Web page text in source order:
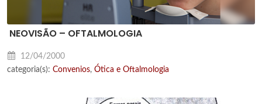
NEOVISÃO – OFTALMOLOGIA
12/04/2000
categoria(s): Convenios, Ótica e Oftalmologia